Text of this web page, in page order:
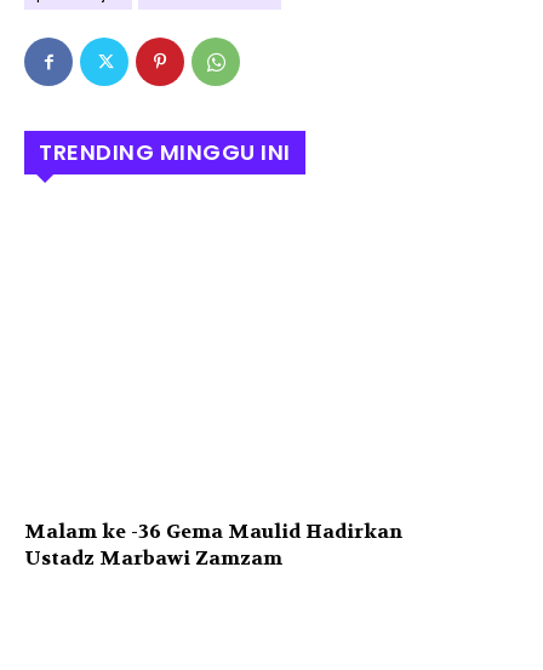
TRENDING MINGGU INI
Malam ke -36 Gema Maulid Hadirkan
Ustadz Marbawi Zamzam